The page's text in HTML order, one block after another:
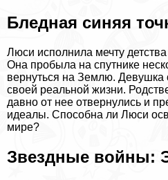
Бледная синяя
Люси исполнила мечту
Она пробыла на спутнике
вернуться на Землю. Дeвyшка
своей реальной жизни.
давно от нее отвернулись и
идеалы. Способна ли Люси
мире?
Звездные войны: